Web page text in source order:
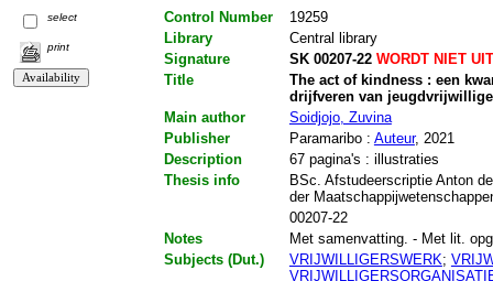
select
print
Control Number
19259
Library
Central library
Signature
SK 00207-22WORDT NIET
Title
The act of kindness : een
drijfveren van
Main author
Soidjojo, Zuvina
Publisher
Paramaribo : Auteur, 2021
Description
67 pagina's : illustraties
Thesis info
BSc. Afstudeerscriptie Anton
der
00207-22
Notes
Met samenvatting. - Met lit.
Subjects (Dut.)
VRIJWILLIGERSWERK;